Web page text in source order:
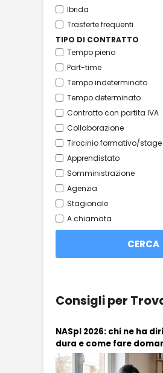
Ibrida
Trasferte frequenti
TIPO DI CONTRATTO
Tempo pieno
Part-time
Tempo indeterminato
Tempo determinato
Contratto con partita IVA
Collaborazione
Tirocinio formativo/stage
Apprendistato
Somministrazione
Agenzia
Stagionale
A chiamata
Consigli per
NASpI 2026: chi ne ha
dura e come fare